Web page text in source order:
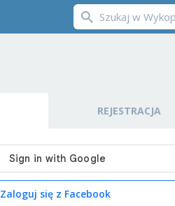
REJESTRACJA
Zaloguj się z Facebook